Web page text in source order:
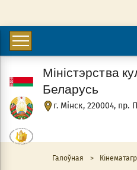
г. Мінск, 220004, пр.
Міністэрства
Беларусь
Галоўная >